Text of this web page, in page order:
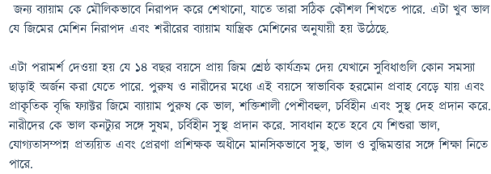
জন্য ব্যায়াম কে মৌলিকভাবে নিরাপদ করে শেখানো, যাতে তারা সঠিক কৌশল শিখতে পারে. এটা খুব ভাল
যে জিমের মেশিন নিরাপদ এবং শরীরের ব্যায়াম যান্ত্রিক মেশিনের অনুযায়ী হয় উঠেছে.
এটা পরামর্শ দেওয়া হয় যে 14 বছর বয়সে প্রায় জিম শ্রেষ্ঠ কার্যক্রম দেয় যেখানে সুবিধাগুলি কোন সমস্যা
ছাড়াই অর্জন করা যেতে পারে. পুরুষ ও নারীদের মধ্যে এই বয়সে স্বাভাবিক হরমোন প্রবাহ বেড়ে যায় এবং
প্রাকৃতিক বৃদ্ধি ফ্যাক্টর জিমে ব্যায়াম পুরুষ কে ভাল, শক্তিশালী পেশীবহুল, চর্বিহীন এবং সুস্থ দেহ প্রদান করে.
নারীদের কে ভাল কনট্যুর সঙ্গে সুষম, চর্বিহীন সুস্থ প্রদান করে. সাবধান হতে হবে যে শিশুরা ভাল,
যোগ্যতাসম্পন্ন প্রত্যয়িত এবং প্রেরণা প্রশিক্ষক অধীনে মানসিকভাবে সুস্থ, ভাল ও বুদ্ধিমত্তার সঙ্গে শিক্ষা নিতে
পারে.